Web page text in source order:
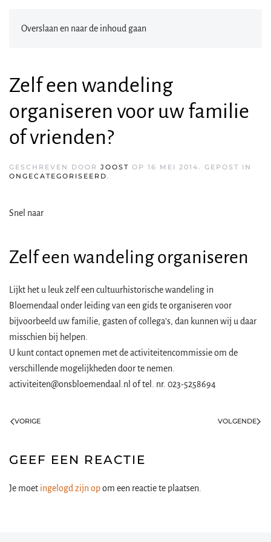
Overslaan en naar de inhoud gaan
Zelf een wandeling
organiseren voor uw familie
of vrienden?
GESCHREVEN DOOR JOOST OP 16 MEI 2014. GEPOST IN
ONGECATEGORISEERD.
Snel naar
Zelf een wandeling organiseren
Lijkt het u leuk zelf een cultuurhistorische wandeling in
Bloemendaal onder leiding van een gids te organiseren voor
bijvoorbeeld uw familie, gasten of collega’s, dan kunnen wij u daar
misschien bij helpen.
U kunt contact opnemen met de activiteitencommissie om de
verschillende mogelijkheden door te nemen.
activiteiten@onsbloemendaal.nl of tel. nr. 023-5258694
VORIGE VOLGENDE
GEEF EEN REACTIE
Je moet ingelogd zijn opom een reactie te plaatsen.